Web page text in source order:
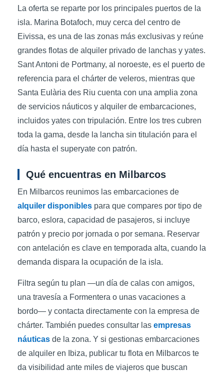
La oferta se reparte por los principales puertos de la
isla. Marina Botafoch, muy cerca del centro de
Eivissa, es una de las zonas más exclusivas y reúne
grandes flotas de alquiler privado de lanchas y yates.
Sant Antoni de Portmany, al noroeste, es el puerto de
referencia para el chárter de veleros, mientras que
Santa Eulària des Riu cuenta con una amplia zona
de servicios náuticos y alquiler de embarcaciones,
incluidos yates con tripulación. Entre los tres cubren
toda la gama, desde la lancha sin titulación para el
día hasta el superyate con patrón.
Qué encuentras en Milbarcos
En Milbarcos reunimos las embarcaciones de
alquiler disponibles para que compares por tipo de
barco, eslora, capacidad de pasajeros, si incluye
patrón y precio por jornada o por semana. Reservar
con antelación es clave en temporada alta, cuando la
demanda dispara la ocupación de la isla.
Filtra según tu plan —un día de calas con amigos,
una travesía a Formentera o unas vacaciones a
bordo— y contacta directamente con la empresa de
chárter. También puedes consultar las empresas
náuticas de la zona. Y si gestionas embarcaciones
de alquiler en Ibiza, publicar tu flota en Milbarcos te
da visibilidad ante miles de viajeros que buscan